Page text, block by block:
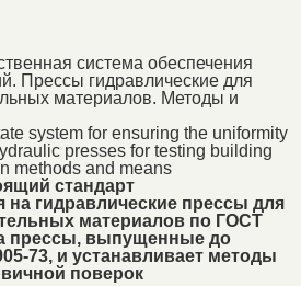
система обеспечения
Прессы гидравлические для
материалов. Методы и
system for ensuring the uniformity
presses for testing building
methods and means
стандарт
на гидравлические прессы для
материалов по ГОСТ
прессы, выпущенные до
73, и устанавливает методы
поверок